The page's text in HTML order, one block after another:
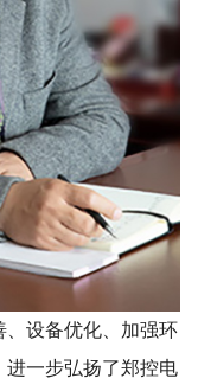
设备优化、加强环
进一步弘扬了郑控电